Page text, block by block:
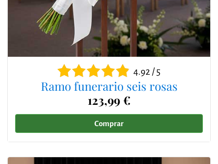
4.92 / 5
Ramo funerario seis rosas
123,99 €
Comprar